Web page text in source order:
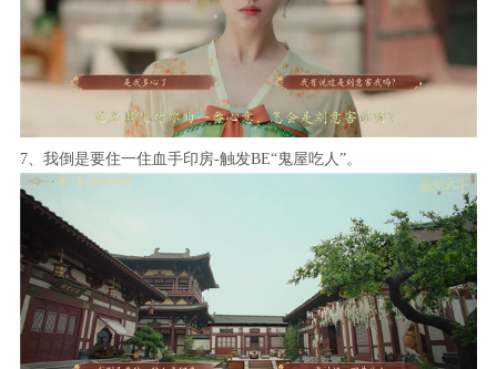
7、我倒是要住一住血手印房-触发BE“鬼屋吃人”。